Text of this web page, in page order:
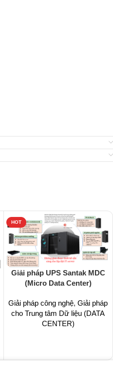
HOT
Giải pháp UPS Santak MDC
(Micro Data Center)
Giải pháp công nghệ, Giải pháp
cho Trung tâm Dữ liệu (DATA
CENTER)